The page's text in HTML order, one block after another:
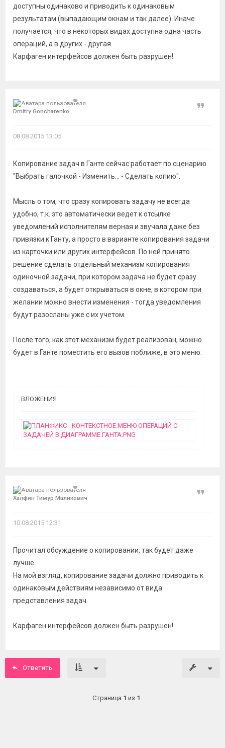
доступны одинаково и приводить к одинаковым
результатам (выпадающим окнам и так далее). Иначе
получается, что в некоторых видах доступна одна часть
операций, а в других - другая.
Карфаген интерфейсов должен быть разрушен!
Dmitry Goncharenko
Цитата
08.08.2015 13:05
Копирование задач в Ганте сейчас работает по сценарию
"Выбрать галочкой - Изменить... - Сделать копию".
Мысль о том, что сразу копировать задачу не всегда
удобно, т.к. это автоматически ведет к отсылке
уведомлений исполнителям верная и звучала даже без
привязки к Ганту, а просто в варианте копирования задачи
из карточки или других интерфейсов. По ней принято
решение сделать отдельный механизм копирования
одиночной задачи, при котором задача не будет сразу
создаваться, а будет открываться в окне, в котором при
желании можно внести изменения - тогда уведомления
будут разосланы уже с их учетом.
После того, как этот механизм будет реализован, можно
будет в Ганте поместить его вызов поближе, в это меню:
ВЛОЖЕНИЯ
Халфин Тимур Маликович
Цитата
10.08.2015 12:31
Прочитал обсуждение о копировании, так будет даже
лучше.
На мой взгляд, копирование задачи должно приводить к
одинаковым действиям независимо от вида
представления задач.
Карфаген интерфейсов должен быть разрушен!
Ответить
Страница 1 из 1